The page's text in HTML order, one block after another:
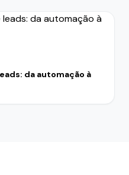
da automação à